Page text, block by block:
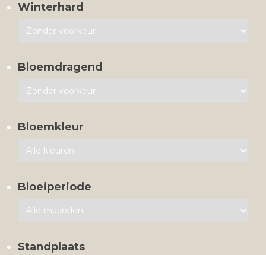
Winterhard
Bloemdragend
Bloemkleur
Bloeiperiode
Standplaats